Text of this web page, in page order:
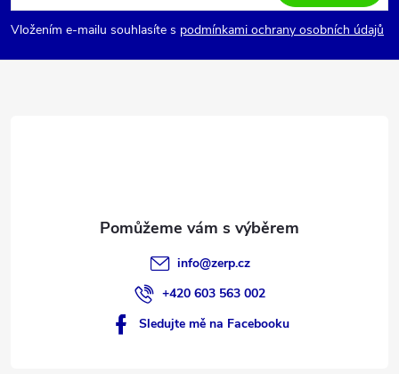
u
p
a
Vložením e-mailu souhlasíte s podmínkami ochrany osobních údajů
info@zerp.cz
+420 603 563 002
Sledujte mě na Facebooku